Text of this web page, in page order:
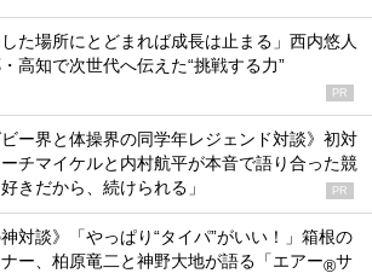
した場所にとどまれば成長は止まる」西内悠人
高知で次世代へ伝えた“挑戦する力”
PR
ビー界と体操界の同学年レジェンド対談》初対
チマイケルと内村航平が本音で語り合った競
きだから、続けられる」
PR
神対談》「やっぱり“タイパ”がいい！」箱根の
ー、柏原竜二と神野大地が語る「エアー®サ